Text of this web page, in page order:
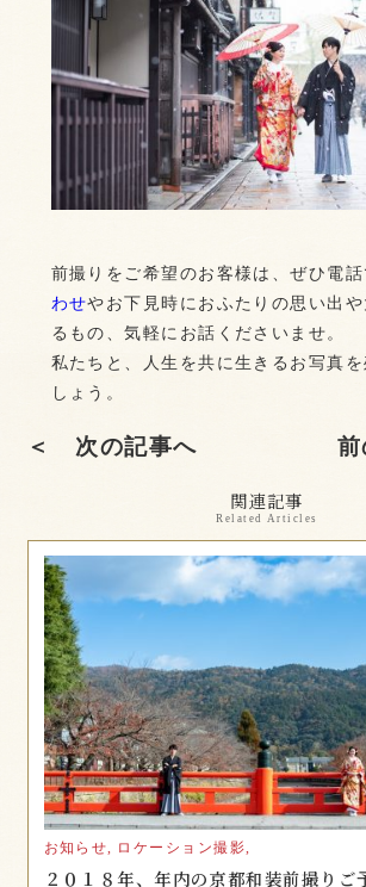
前撮りをご希望のお客様は、ぜひ電話
わせやお下見時におふたりの思い出
るもの、気軽にお話くださいませ。
私たちと、人生を共に生きるお写真を
しょう。
＜ 次の記事へ
関連記事
Related Articles
お知らせ, ロケーション撮影,
２０１８年、年内の京都和装前撮りご